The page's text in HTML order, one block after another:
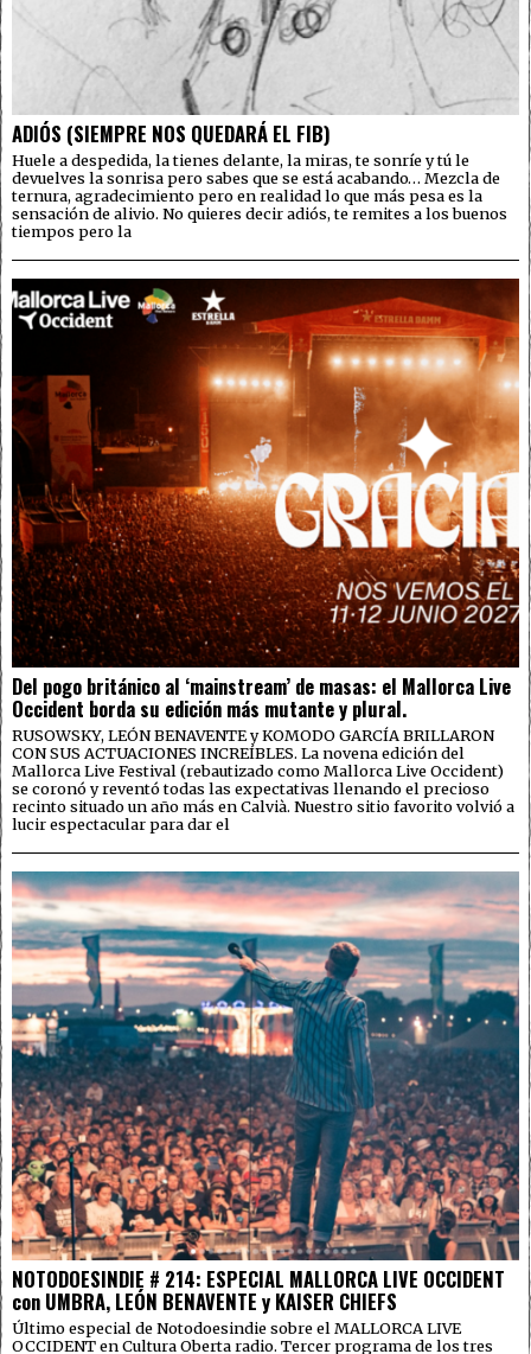
ADIÓS (SIEMPRE NOS QUEDARÁ EL FIB)
Huele a despedida, la tienes delante, la miras, te sonríe y tú le
devuelves la sonrisa pero sabes que se está acabando… Mezcla de
ternura, agradecimiento pero en realidad lo que más pesa es la
sensación de alivio. No quieres decir adiós, te remites a los buenos
tiempos pero la
Del pogo británico al ‘mainstream’ de masas: el Mallorca Live
Occident borda su edición más mutante y plural.
RUSOWSKY, LEÓN BENAVENTE y KOMODO GARCÍA BRILLARON
CON SUS ACTUACIONES INCREÍBLES. La novena edición del
Mallorca Live Festival (rebautizado como Mallorca Live Occident)
se coronó y reventó todas las expectativas llenando el precioso
recinto situado un año más en Calvià. Nuestro sitio favorito volvió a
lucir espectacular para dar el
NOTODOESINDIE # 214: ESPECIAL MALLORCA LIVE OCCIDENT
con UMBRA, LEÓN BENAVENTE y KAISER CHIEFS
Último especial de Notodoesindie sobre el MALLORCA LIVE
OCCIDENT en Cultura Oberta radio. Tercer programa de los tres